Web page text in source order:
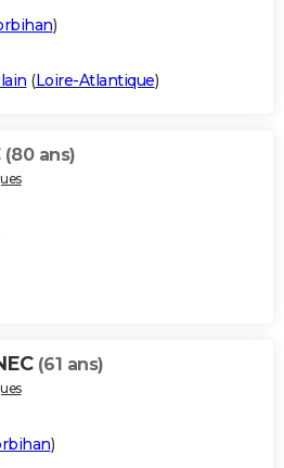
)
(Loire-Atlantique)
(80 ans)
(61 ans)
)